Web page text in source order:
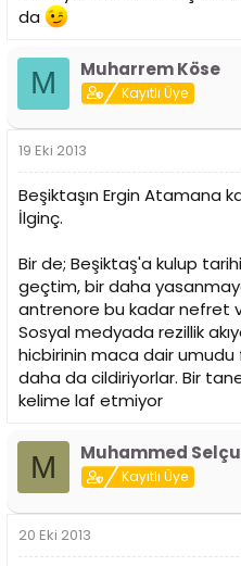
da
M Muharrem Köse
Kayıtlı Üye
19 Eki 2013
Beşiktaşın Ergin Atamana
İlginç.
Bir de; Beşiktaş'a kulup
geçtim, bir daha
antrenore bu kadar nefret
Sosyal medyada rezillik
hicbirinin maca dair umudu
daha da cildiriyorlar. Bir
kelime laf etmiyor
M Muhammed
Kayıtlı Üye
20 Eki 2013